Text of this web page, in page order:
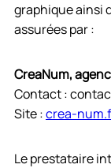
graphique ainsi
assurées par :
CreaNum,
Contact :
Site :crea-
Le prestataire